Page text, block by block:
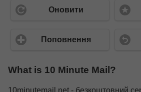
Оновити
Поповнення
What is 10 Minute Mail?
10minutemail.net - безкоштовний